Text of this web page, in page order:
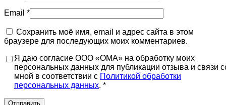
Email *
Сохранить моё имя, email и адрес сайта в этом
браузере для последующих моих комментариев.
Я даю согласие ООО «ОМА» на обработку моих
персональных данных для публикации отзыва и связи
мной в соответствии с Политикой обработки
персональных данных. *